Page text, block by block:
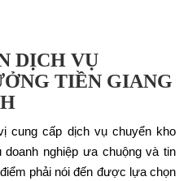
DỊCH VỤ
TIỀN GIANG
cung cấp dịch vụ chuyển kho
nghiệp ưa chuộng và tin
phải nói đến được lựa chọn